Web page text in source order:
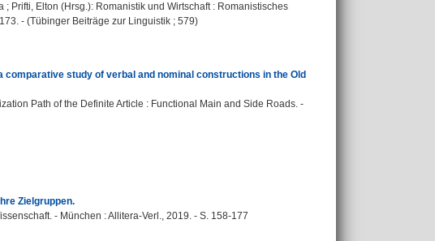
Prifti, Elton (Hrsg.): Romanistik und Wirtschaft : Romanistisches
- (Tübinger Beiträge zur Linguistik ; 579)
study of verbal and nominal constructions in the Old
Path of the Definite Article : Functional Main and Side Roads. -
Zielgruppen.
- München : Allitera-Verl., 2019. - S. 158-177